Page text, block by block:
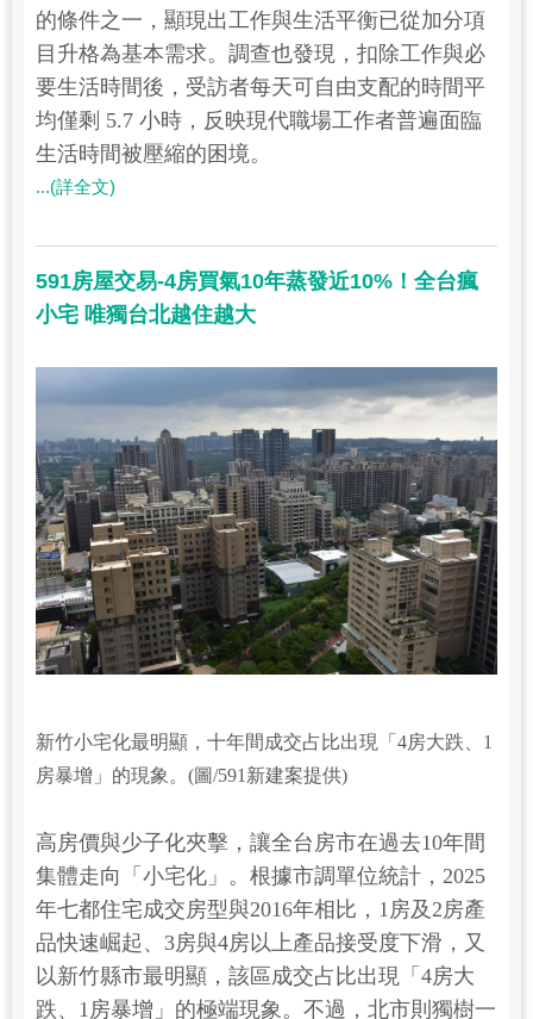
的條件之一，顯現出工作與生活平衡已從加分項
目升格為基本需求。調查也發現，扣除工作與必
要生活時間後，受訪者每天可自由支配的時間平
均僅剩 5.7 小時，反映現代職場工作者普遍面臨
生活時間被壓縮的困境。
...(詳全文)
591房屋交易-4房買氣10年蒸發近10%！全台瘋
小宅 唯獨台北越住越大
新竹小宅化最明顯，十年間成交占比出現「4房大跌、1
房暴增」的現象。(圖/591新建案提供)
高房價與少子化夾擊，讓全台房市在過去10年間
集體走向「小宅化」。根據市調單位統計，2025
年七都住宅成交房型與2016年相比，1房及2房產
品快速崛起、3房與4房以上產品接受度下滑，又
以新竹縣市最明顯，該區成交占比出現「4房大
跌、1房暴增」的極端現象。不過，北市則獨樹一